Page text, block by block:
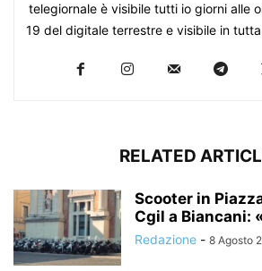
telegiornale è visibile tutti io giorni alle
19 del digitale terrestre e visibile in
RELATED
Scooter in
Cgil a Biancani:
Redazione - 8 Agosto